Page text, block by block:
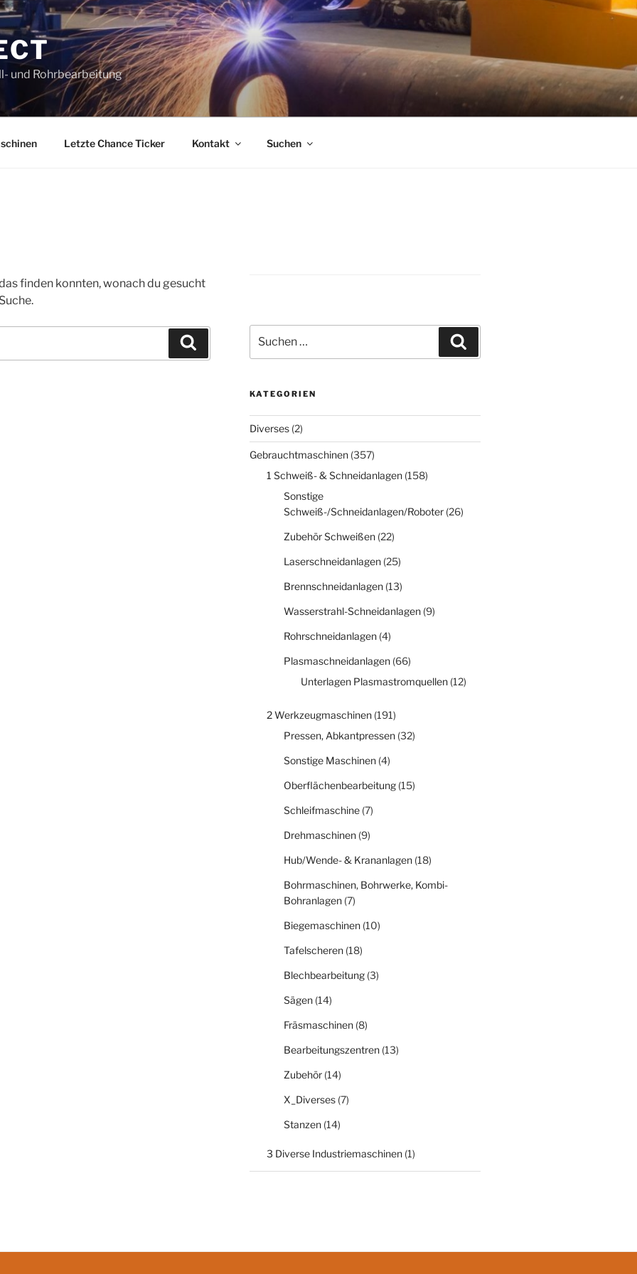
und Rohrbearbeitung
Letzte Chance Ticker Kontakt Suchen
finden konnten, wonach du gesucht
nach:
KATEGORIEN
Diverses(2)
Gebrauchtmaschinen(357)
1 Schweiß- & Schneidanlagen(158)
Sonstige
Schweiß-/Schneidanlagen/Roboter(26)
Zubehör Schweißen(22)
Laserschneidanlagen(25)
Brennschneidanlagen(13)
Wasserstrahl-Schneidanlagen(9)
Rohrschneidanlagen(4)
Plasmaschneidanlagen(66)
Unterlagen Plasmastromquellen(12)
2 Werkzeugmaschinen(191)
Pressen, Abkantpressen(32)
Sonstige Maschinen(4)
Oberflächenbearbeitung(15)
Schleifmaschine(7)
Drehmaschinen(9)
Hub/Wende- & Krananlagen(18)
Bohrmaschinen, Bohrwerke, Kombi-
Bohranlagen(7)
Biegemaschinen(10)
Tafelscheren(18)
Blechbearbeitung(3)
Sägen(14)
Fräsmaschinen(8)
Bearbeitungszentren(13)
Zubehör(14)
X_Diverses(7)
Stanzen(14)
3 Diverse Industriemaschinen(1)